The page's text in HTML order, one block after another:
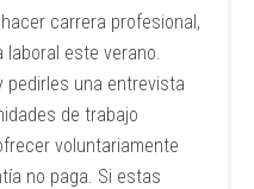
carrera profesional,
laboral este verano.
una entrevista
de trabajo
voluntariamente
no paga. Si estas